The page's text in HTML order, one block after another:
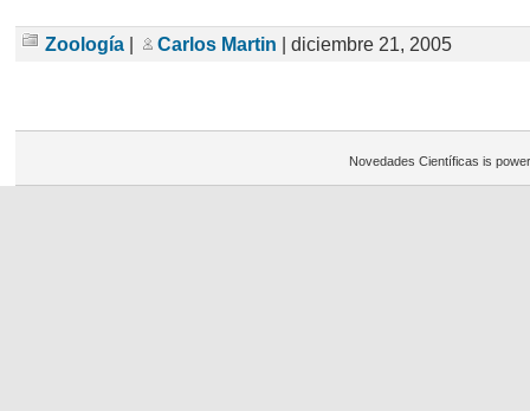
Zoología Carlos Martin | diciembre 21, 2005
Novedades Científicas is